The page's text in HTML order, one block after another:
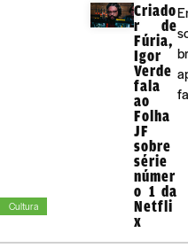
Cultura
Criado
r de
Fúria,
Igor
Verde
fala
ao
Folha
JF
sobre
série
númer
o 1 da
Netfli
x